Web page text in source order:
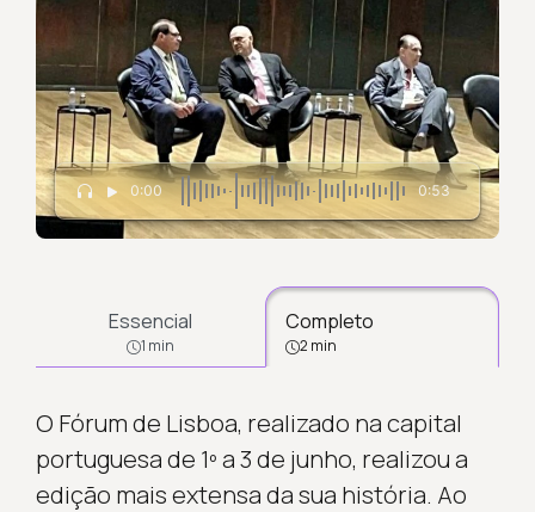
0:00 0:53
Essencial
1 min
Completo
2 min
O Fórum de Lisboa, realizado na capital
portuguesa de 1º a 3 de junho, realizou a
edição mais extensa da sua história. Ao